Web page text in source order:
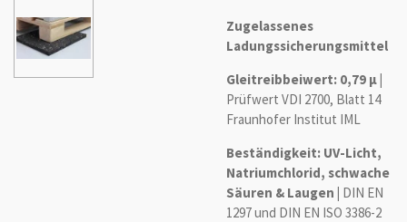
Zugelassenes
Ladungssicherungsmittel
Gleitreibbeiwert: 0,79 µ |
Prüfwert VDI 2700, Blatt 14
Fraunhofer Institut IML​
Beständigkeit: UV-Licht,
Natriumchlorid, schwache
Säuren & Laugen | DIN EN
1297 und DIN EN ISO 3386-2